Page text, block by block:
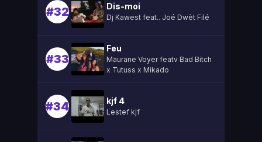
#32 Dis-moi
Dj Kawest feat.. Joé Dwèt Filé
#33
Feu
Maurane Voyer featv Bad Bitch
x Tutuss x Mikado
#34 kjf 4
Lestef kjf